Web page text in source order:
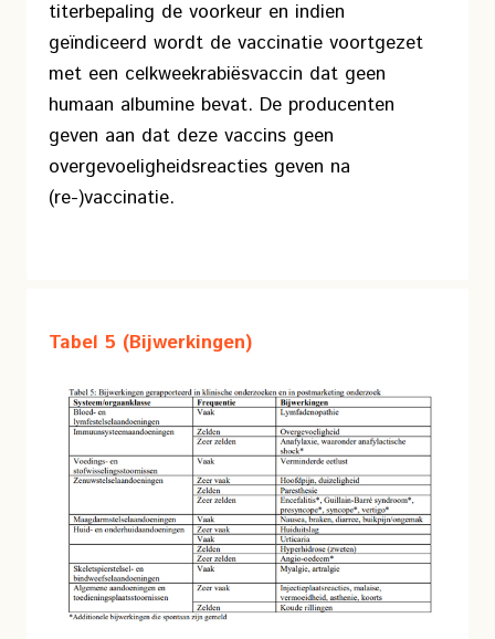
titerbepaling de voorkeur en indien
geïndiceerd wordt de vaccinatie voortgezet
met een celkweekrabiësvaccin dat geen
humaan albumine bevat. De producenten
geven aan dat deze vaccins geen
overgevoeligheidsreacties geven na
(re-)vaccinatie.
Tabel 5 (Bijwerkingen)